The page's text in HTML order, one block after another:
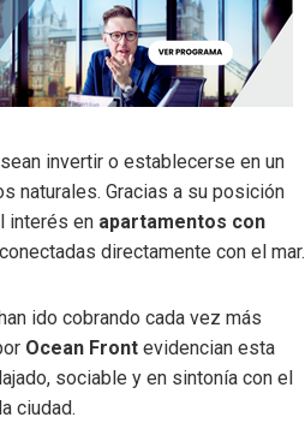
invertir o establecerse en un
naturales. Gracias a su posición
interés en apartamentos con
directamente con el mar.
han ido cobrando cada vez más
Ocean Front evidencian esta
sociable y en sintonía con el
ciudad.